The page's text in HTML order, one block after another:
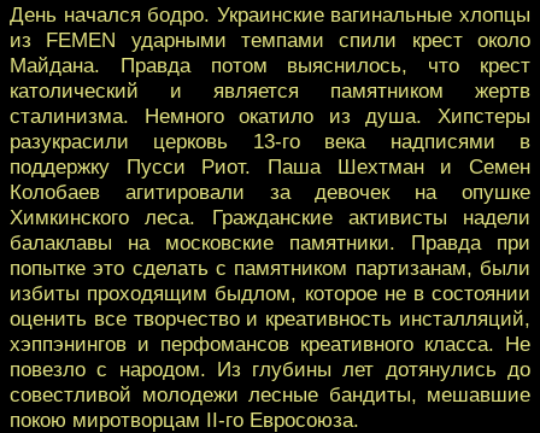
День начался бодро. Украинские вагинальные хлопцы
из FEMEN ударными темпами спили крест около
Майдана. Правда потом выяснилось, что крест
католический и является памятником жертв
сталинизма. Немного окатило из душа. Хипстеры
разукрасили церковь 13-го века надписями в
поддержку Пусси Риот. Паша Шехтман и Семен
Колобаев агитировали за девочек на опушке
Химкинского леса. Гражданские активисты надели
балаклавы на московские памятники. Правда при
попытке это сделать с памятником партизанам, были
избиты проходящим быдлом, которое не в состоянии
оценить все творчество и креативность инсталляций,
хэппэнингов и перфомансов креативного класса. Не
повезло с народом. Из глубины лет дотянулись до
совестливой молодежи лесные бандиты, мешавшие
покою миротворцам II-го Евросоюза.